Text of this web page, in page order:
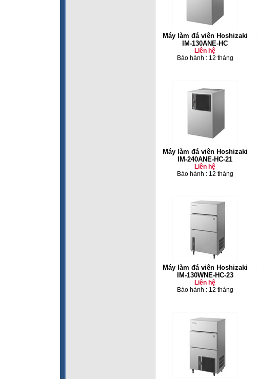
Máy làm đá viên Hoshizaki
IM-130ANE-HC
Liên hệ
Bảo hành : 12 tháng
Máy làm đá viên Hoshizaki
IM-240ANE-HC-21
Liên hệ
Bảo hành : 12 tháng
Máy làm đá viên Hoshizaki
IM-130WNE-HC-23
Liên hệ
Bảo hành : 12 tháng